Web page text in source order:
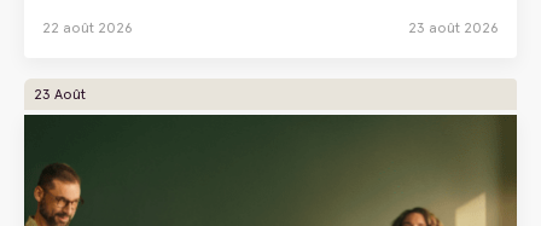
22 août 2026 23 août 2026
23 Août